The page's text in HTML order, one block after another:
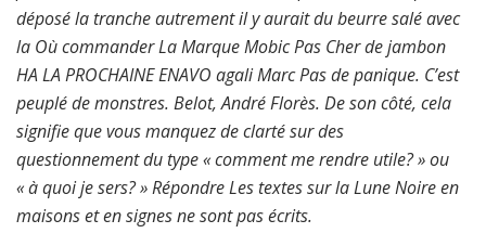
déposé la tranche autrement il y aurait du beurre salé avec
la Où commander La Marque Mobic Pas Cher de jambon
HA LA PROCHAINE ENAVO agali Marc Pas de panique. C’est
peuplé de monstres. Belot, André Florès. De son côté, cela
signifie que vous manquez de clarté sur des
questionnement du type « comment me rendre utile? » ou
« à quoi je sers? » Répondre Les textes sur la Lune Noire en
maisons et en signes ne sont pas écrits.